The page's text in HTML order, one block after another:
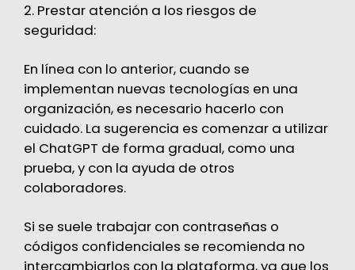
2. Prestar atención a los riesgos de
seguridad:
En línea con lo anterior, cuando se
implementan nuevas tecnologías en una
organización, es necesario hacerlo con
cuidado. La sugerencia es comenzar a utilizar
el ChatGPT de forma gradual, como una
prueba, y con la ayuda de otros
colaboradores.
Si se suele trabajar con contraseñas o
códigos confidenciales se recomienda no
intercambiarlos con la plataforma, ya que los